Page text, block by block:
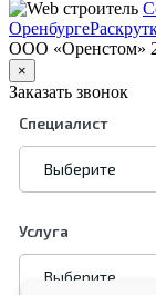
Оренбурге
ООО «Оренстом»
×
Заказать звонок
Специалист
Услуга